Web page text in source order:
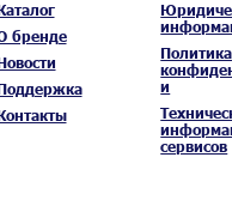
бренде
Политика
и
сервисов